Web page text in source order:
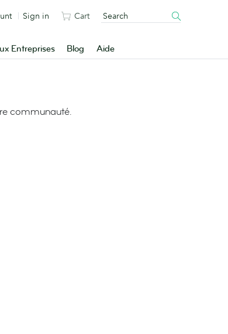
Entreprises Blog Aide
Sign in Cart
communauté.